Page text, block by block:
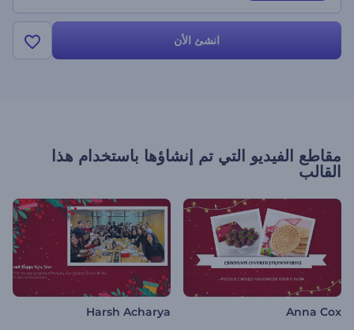
انشئ الأن
مقاطع الفيديو التي تم إنشاؤها باستخدام هذا
القالب
Anna Cox
Harsh Acharya